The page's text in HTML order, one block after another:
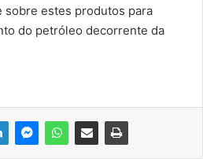
estes produtos para
do petróleo decorrente da